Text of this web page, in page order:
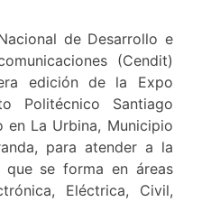
de Desarrollo e
(Cendit)
edición de la Expo
Politécnico Santiago
en La Urbina, Municipio
para atender a la
que se forma en áreas
Eléctrica, Civil,